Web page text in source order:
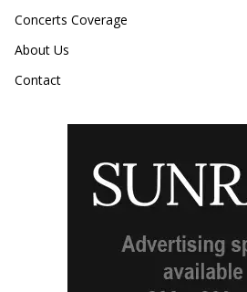
Concerts Coverage
About Us
Contact